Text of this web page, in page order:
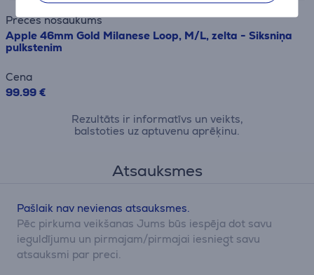
Preces nosaukums
Apple 46mm Gold Milanese Loop, M/L, zelta - Siksniņa
pulkstenim
Cena
99.99 €
Rezultāts ir informatīvs un veikts,
balstoties uz aptuvenu aprēķinu.
Atsauksmes
Pašlaik nav nevienas atsauksmes.
Pēc pirkuma veikšanas Jums būs iespēja dot savu
ieguldījumu un pirmajam/pirmajai iesniegt savu
atsauksmi par preci.